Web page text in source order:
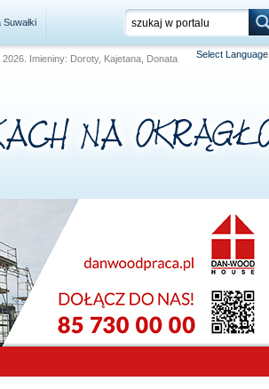
Imieniny: Doroty, Kajetana, Donata Select Language